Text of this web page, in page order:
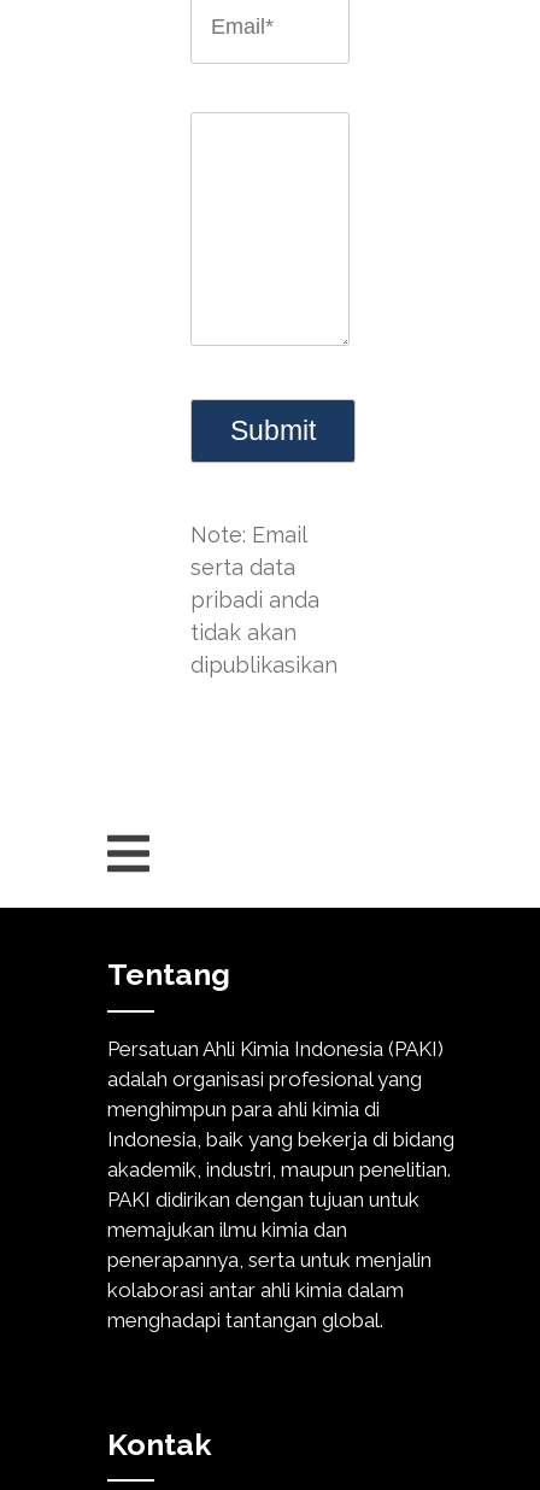
Note: Email
serta data
pribadi anda
tidak akan
dipublikasikan
Tentang
Persatuan Ahli Kimia Indonesia (PAKI)
adalah organisasi profesional yang
menghimpun para ahli kimia di
Indonesia, baik yang bekerja di bidang
akademik, industri, maupun penelitian.
PAKI didirikan dengan tujuan untuk
memajukan ilmu kimia dan
penerapannya, serta untuk menjalin
kolaborasi antar ahli kimia dalam
menghadapi tantangan global.
Kontak